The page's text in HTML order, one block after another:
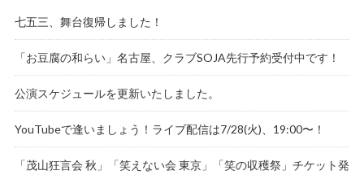
七五三、舞台復帰しました！
「お豆腐の和らい」名古屋、クラブSOJA先行予約受付中です！
公演スケジュールを更新いたしました。
YouTubeで逢いましょう！ライブ配信は7/28(火)、19:00〜！
「茂山狂言会 秋」「笑えない会 東京」「笑の収穫祭」チケット発